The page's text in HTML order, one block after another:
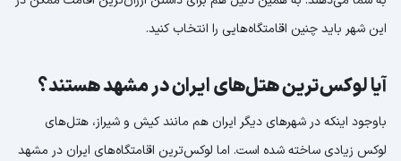
این شهر باید چنین اقامتگاه‌هایی را انتخاب کنید.
آیا لوکس‌ترین هتل‌های ایران در مشهد هستند؟
باوجود اینکه در شهرهای دیگر ایران هم مانند کیش و شیراز، هتل‌های
لوکس زیادی ساخته شده است. اما لوکس‌ترین اقامتگاه‌های ایران در مشهد